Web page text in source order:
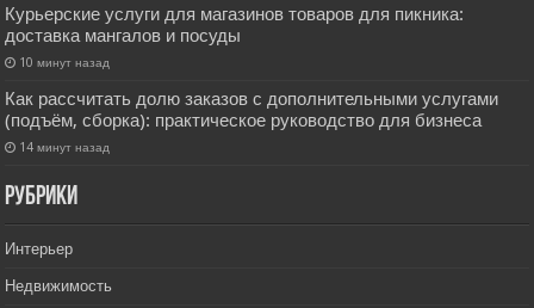
Курьерские услуги для магазинов товаров для пикника:
доставка мангалов и посуды
10 минут назад
Как рассчитать долю заказов с дополнительными услугами
(подъём, сборка): практическое руководство для бизнеса
14 минут назад
РУбрики
Интерьер
Недвижимость